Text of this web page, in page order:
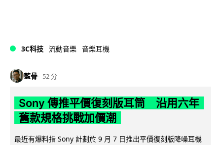
3C科技 流動音樂 音樂耳機
藍骨 52 分
Sony 傳推平價復刻版耳筒 沿用六年
舊款規格挑戰加價潮
最近有爆料指 Sony 計劃於 9 月 7 日推出平價復刻版降噪耳機